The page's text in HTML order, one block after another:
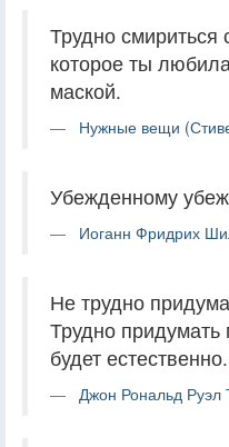
Трудно
которое ты
маской.
Нужные вещи
Убежденному
Иоганн Фридрих
Не трудно
Трудно
будет естественно.
Джон Рональд Руэл